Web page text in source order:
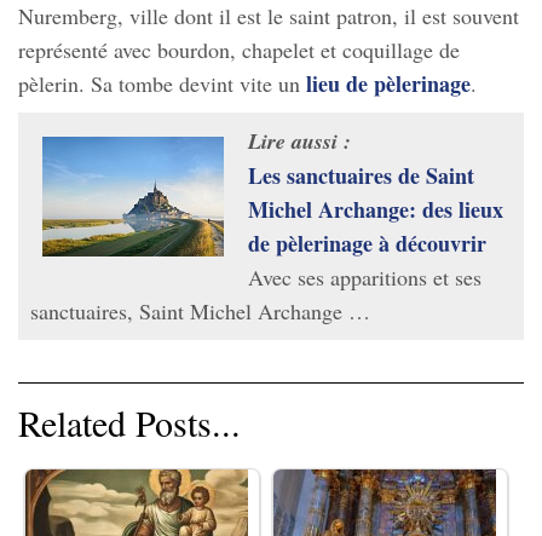
Nuremberg, ville dont il est le saint patron, il est souvent
représenté avec bourdon, chapelet et coquillage de
pèlerin. Sa tombe devint vite un lieu de pèlerinage.
Lire aussi :
Les sanctuaires de Saint
Michel Archange: des lieux
de pèlerinage à découvrir
Avec ses apparitions et ses
sanctuaires, Saint Michel Archange …
Related Posts...